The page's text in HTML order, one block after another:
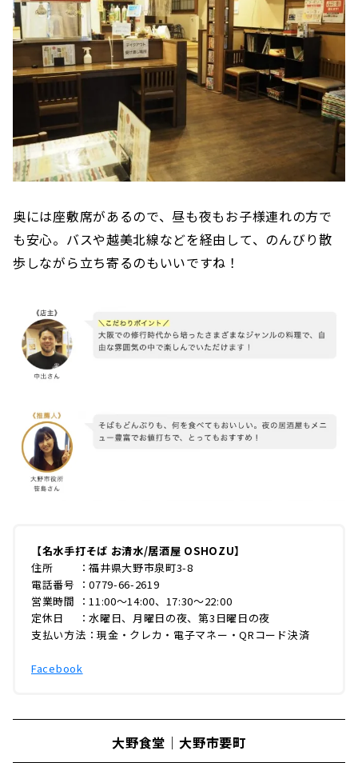
奥には座敷席があるので、昼も夜もお子様連れの方で
も安心。バスや越美北線などを経由して、のんびり散
歩しながら立ち寄るのもいいですね！
【名水手打そば お清水/居酒屋 OSHOZU】
住所 ：福井県大野市泉町3-8
電話番号 ：0779-66-2619
営業時間 ：11:00〜14:00、17:30〜22:00
定休日 ：​​水曜日、月曜日の夜、第3日曜日の夜
支払い方法：現金・クレカ・電子マネー・QRコード決済
Facebook
大野食堂｜大野市要町